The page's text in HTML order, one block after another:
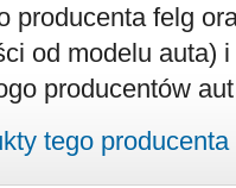
producenta felg
od modelu auta)
producentów
tego producenta